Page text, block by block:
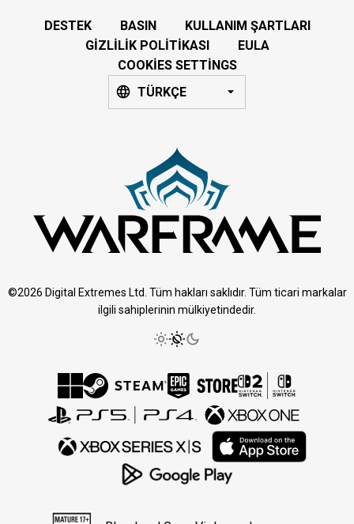
DESTEK BASIN
KULLANIM ŞARTLARI
GIZLILIK POLITIKASI
EULA
COOKIES SETTINGS
TÜRKÇE
©2026 Digital Extremes Ltd. Tüm hakları saklıdır. Tüm ticari markalar
ilgili sahiplerinin mülkiyetindedir.